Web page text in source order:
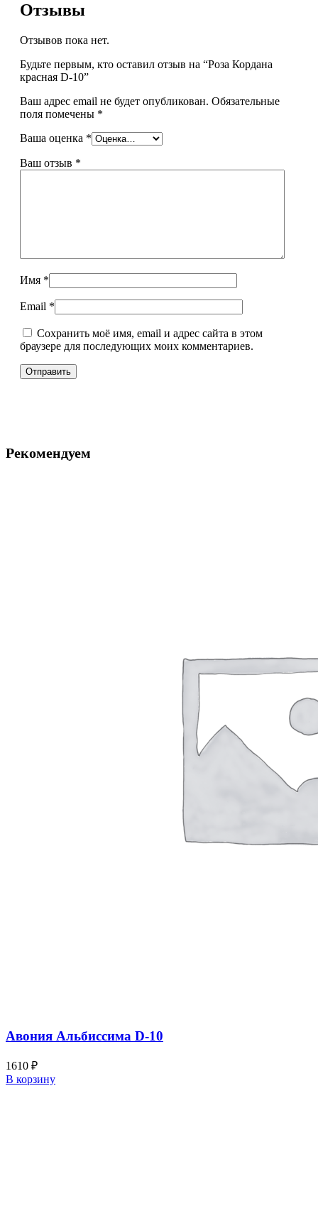
Отзывы
Отзывов пока нет.
Будьте первым, кто оставил отзыв на “Роза Кордана
красная D-10”
Ваш адрес email не будет опубликован. Обязательные
поля помечены *
Ваша оценка *
Ваш отзыв *
Имя *
Email *
Сохранить моё имя, email и адрес сайта в этом
браузере для последующих моих комментариев.
Рекомендуем
Авония Альбиссима D-10
1610 ₽
В корзину